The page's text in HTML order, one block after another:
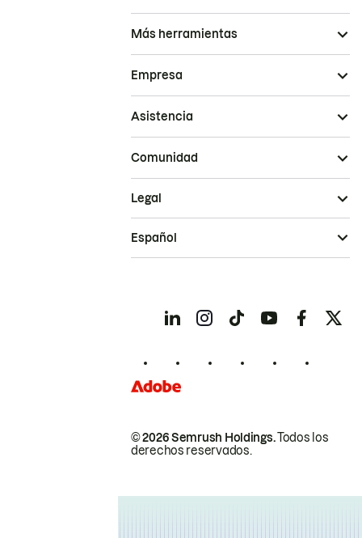
Más herramientas
Empresa
Asistencia
Comunidad
© 2026 Semrush Holdings.Todos los
derechos reservados.
Legal
Español